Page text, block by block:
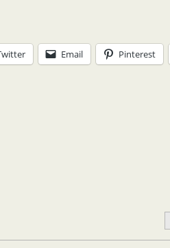
Email Pinterest